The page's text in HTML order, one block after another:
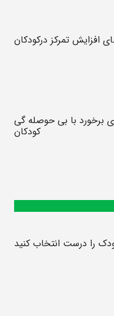
افزایش تمرکز درکودکان
برخورد با بی حوصله گی
کودکان
را درست انتخاب کنید